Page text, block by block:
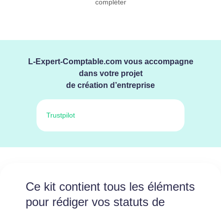
compléter
L-Expert-Comptable.com vous accompagne
dans votre projet
de création d’entreprise
Trustpilot
Ce kit contient tous les éléments
pour rédiger vos statuts de